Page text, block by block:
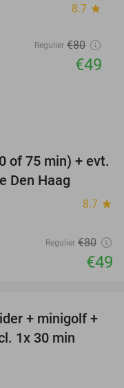
8.7 star
Regulier €80
€49
39%
of 75 min) + evt.
Den Haag
8.7 star
Regulier €80
€49
40%
+ minigolf +
1x 30 min